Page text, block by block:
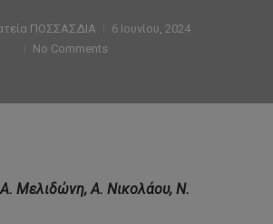
ΠΟΣΣΑΣΔΙΑ
6 Ιουνίου, 2024
No Comments
Α. Μελιδώνη, Α. Νικολάου, Ν.